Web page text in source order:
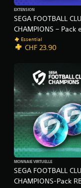
SEGA FOOTBALL
CHAMPIONS – Pack
PlayStation®Plus
EXTENSION
Essential
CHF 23.90
SEGA FOOTBALL
CHAMPIONS-Pack
MONNAIE VIRTUELLE